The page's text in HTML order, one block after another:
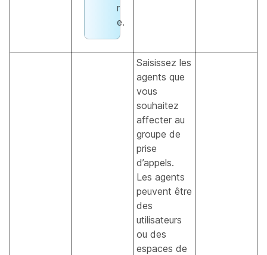
r
e.
Saisissez les
agents que
vous
souhaitez
affecter au
groupe de
prise
d’appels.
Les agents
peuvent être
des
utilisateurs
ou des
espaces de